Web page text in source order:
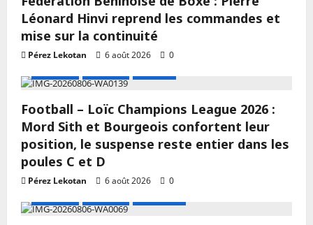
Léonard Hinvi reprend les commandes et
mise sur la continuité
Pérez Lekotan 6 août 2026
0
Football – Loïc Champions League 2026 :
Mord Sith et Bourgeois confortent leur
position, le suspense reste entier dans les
poules C et D
Pérez Lekotan 6 août 2026
0